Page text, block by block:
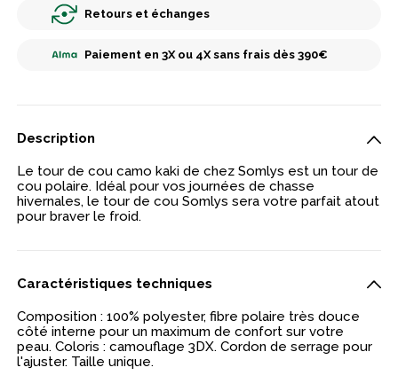
Retours et échanges
Paiement en 3X ou 4X sans frais dès 390€
Description
Le tour de cou camo kaki de chez Somlys est un tour de
cou polaire. Idéal pour vos journées de chasse
hivernales, le tour de cou Somlys sera votre parfait atout
pour braver le froid.
Caractéristiques techniques
Composition : 100% polyester, fibre polaire très douce
côté interne pour un maximum de confort sur votre
peau. Coloris : camouflage 3DX. Cordon de serrage pour
l'ajuster. Taille unique.